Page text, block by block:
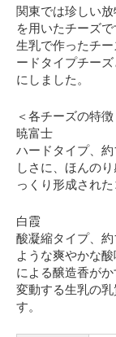
関東では珍しい
を用いたチーズ
生乳で作ったチ
ードタイプチー
にしました。
＜各チーズの特徴
暁富士
ハードタイプ、
しさに、ほんの
っくり形成され
白霞
酸凝縮タイプ、
ような爽やかな
による醸造香が
変動する生乳の
す。